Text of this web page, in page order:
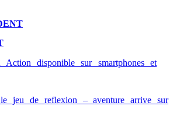
disponible sur smartphones et
jeu de reflexion – aventure arrive sur